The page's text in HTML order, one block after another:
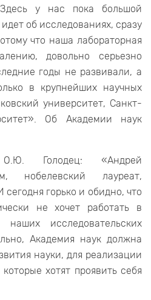
у нас пока большой
об исследованиях, сразу
что наша лабораторная
довольно серьезно
годы не развивали, а
в крупнейших научных
университет, Санкт-
Об Академии наук
Голодец: «Андрей
нобелевский лауреат,
горько и обидно, что
не хочет работать в
исследовательских
Академия наук должна
науки, для реализации
хотят проявить себя